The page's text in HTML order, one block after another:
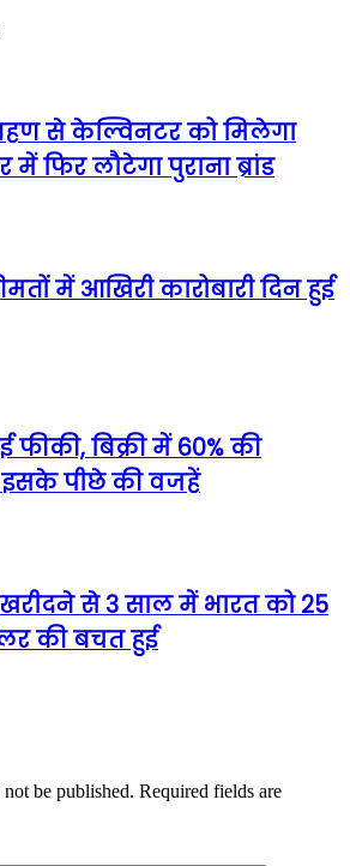
से केल्विनटर को मिलेगा
फिर लौटेगा पुराना ब्रांड
में आखिरी कारोबारी दिन हुई
बिक्री में 60% की
इसके पीछे की वजहें
से 3 साल में भारत को 25
की बचत हुई
be published. Required fields are